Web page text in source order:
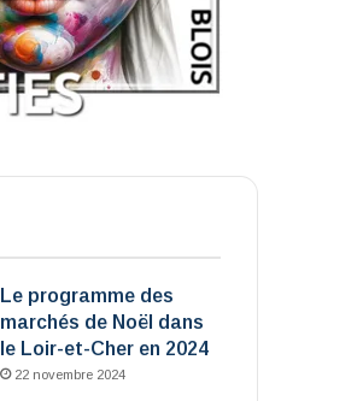
Le programme des
marchés de Noël dans
le Loir-et-Cher en 2024
22 novembre 2024